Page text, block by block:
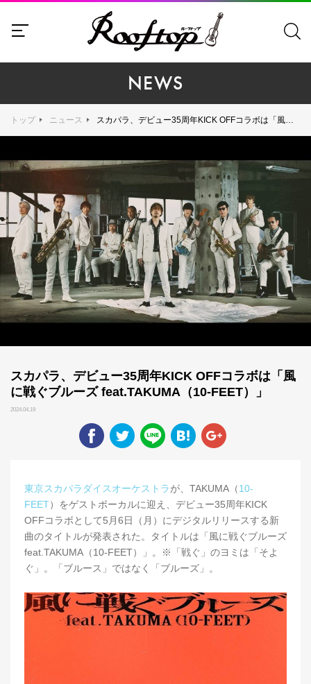
NEWS
トップ ニュース スカパラ、デビュー35周年KICK OFFコラボは「風に戦ぐブルーズ feat.TAKUMA（10-FEET）」
スカパラ、デビュー35周年KICK OFFコラボは「風
に戦ぐブルーズ feat.TAKUMA（10-FEET）」
2024.04.19
東京スカパラダイスオーケストラが、TAKUMA（10-
FEET）をゲストボーカルに迎え、デビュー35周年KICK
OFFコラボとして5月6日（月）にデジタルリリースする新
曲のタイトルが発表された。タイトルは「風に戦ぐブルーズ
feat.TAKUMA（10-FEET）」。※「戦ぐ」のヨミは「そよ
ぐ」。「ブルース」ではなく「ブルーズ」。